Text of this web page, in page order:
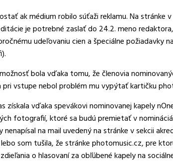
ak médium robilo súťaži reklamu. Na stránke
je potrebné zaslať do 24.2. meno
udeľovaniu cien a špeciálne požiadavky
bola vďaka tomu, že členovia
pri vstupe nebol problém mu vypýtať kartičku
získala vďaka spevákovi nominovanej kapely
fotografií, ktoré sa budú premietať v
na mail uvedený na stránke v sekcii
som tušila, že stránke photomusic.cz, pre
o hlasovaní za obľúbené kapely na